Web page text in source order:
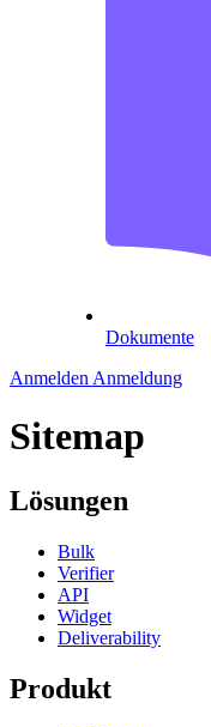
Dokumente
Anmelden Anmeldung
Sitemap
Lösungen
Bulk
Verifier
API
Widget
Deliverability
Produkt